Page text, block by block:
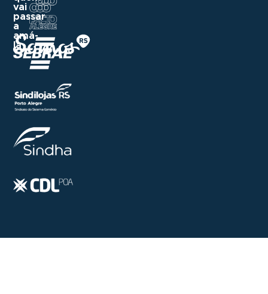
vai
passar
a
amá-
la